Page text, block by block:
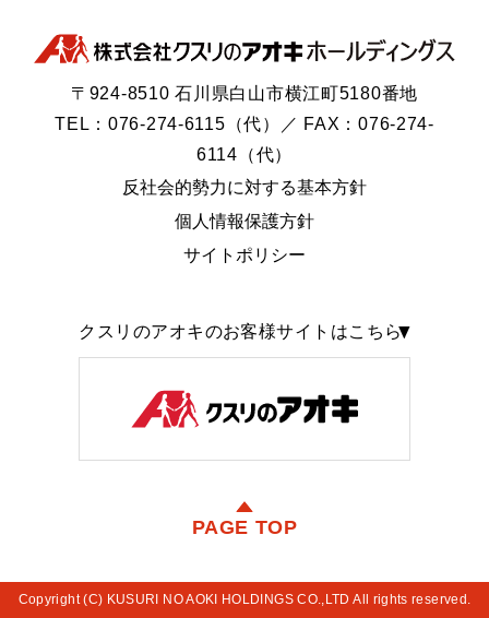
〒924-8510 石川県白山市横江町5180番地
TEL：076-274-6115（代）／ FAX：076-274-
6114（代）
反社会的勢力に対する基本方針
個人情報保護方針
サイトポリシー
クスリのアオキのお客様サイトはこちら
PAGE TOP
Copyright (C) KUSURI NO AOKI HOLDINGS CO.,LTD All rights reserved.